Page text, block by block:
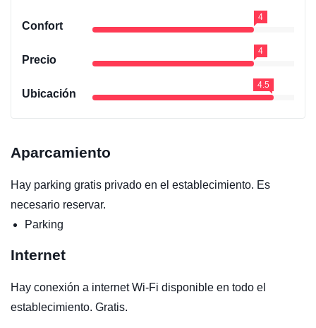
Confort
4
Precio
4
Ubicación
4.5
Aparcamiento
Hay parking gratis privado en el establecimiento. Es
necesario reservar.
Parking
Internet
Hay conexión a internet Wi-Fi disponible en todo el
establecimiento. Gratis.